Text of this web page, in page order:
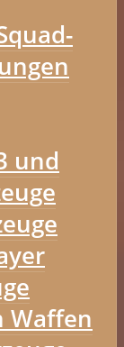
und
Waffen